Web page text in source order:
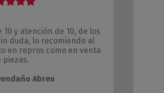
y atención de 10, de los
duda, lo recomiendo al
en repros como en venta
piezas.
Abreu